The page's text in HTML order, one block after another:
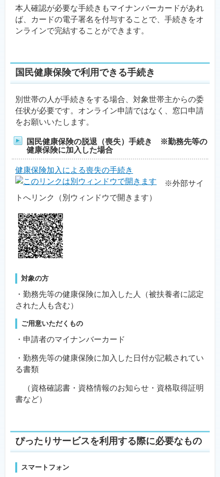
本人確認が必要な手続きもマイナンバーカードがあれ
ば、カードの電子署名を付与することで、手続きをオ
ンラインで完結することができます。
国民健康保険で利用できる手続き
別世帯の人が手続きをする場合、対象世帯主からの委
任状が必要です。オンライン申請ではなく、窓口申請
をお願いいたします。
国民健康保険の脱退（喪失）手続き ※勤務先等の
健康保険に加入した場合
健康保険加入による喪失の手続き
※外部サイ
トへリンク（別ウィンドウで開きます）
対象の方
・勤務先等の健康保険に加入した人（被扶養者に認定
された人も含む）
ご用意いただくもの
・申請者のマイナンバーカード
・勤務先等の健康保険に加入した日付が記載されてい
る書類
（資格確認書・資格情報のお知らせ・資格取得証明
書など）
ぴったりサービスを利用する際に必要なもの
スマートフォン